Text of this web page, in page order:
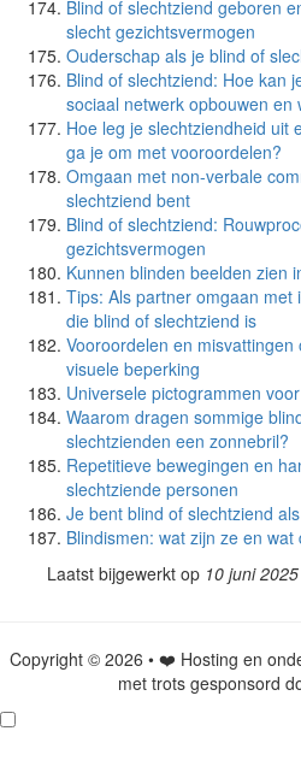
Blind of slechtziend geboren
slecht gezichtsvermogen
Ouderschap als je blind of
Blind of slechtziend: Hoe kan
sociaal netwerk opbouwen en
Hoe leg je slechtziendheid uit
ga je om met vooroordelen?
Omgaan met non-verbale
slechtziend bent
Blind of slechtziend:
gezichtsvermogen
Kunnen blinden beelden zien
Tips: Als partner omgaan met
die blind of slechtziend is
Vooroordelen en
visuele beperking
Universele pictogrammen
Waarom dragen sommige
slechtzienden een zonnebril?
Repetitieve bewegingen en
slechtziende personen
Je bent blind of slechtziend
Blindismen: wat zijn ze en
Laatst bijgewerkt op 10 juni
Copyright © 2026 • ❤️ Hosting en
met trots gesponsord